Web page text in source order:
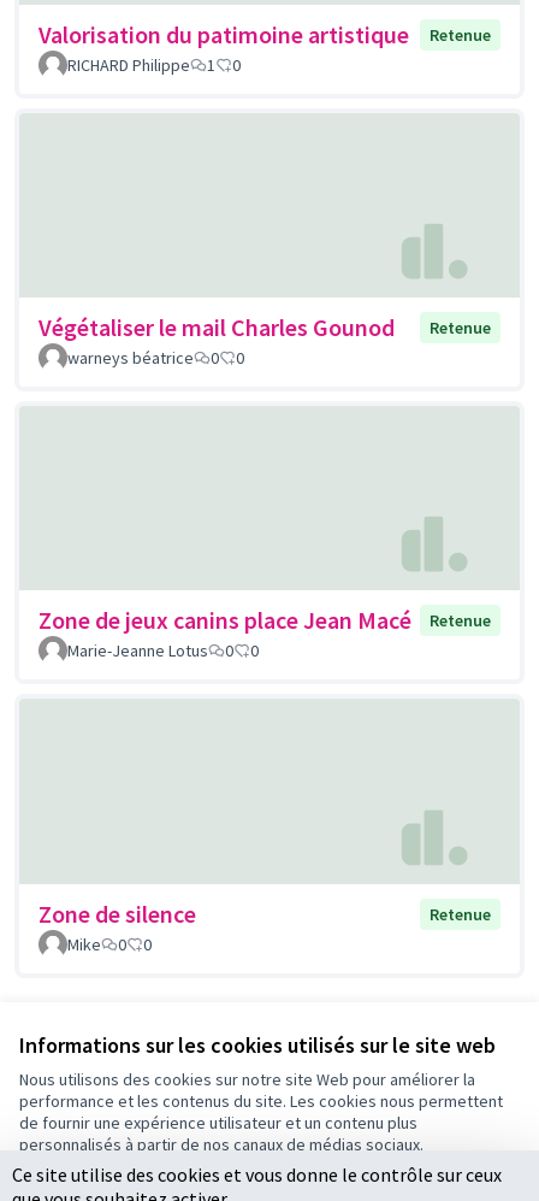
Informations sur les cookies utilisés sur le site web
Nous utilisons des cookies sur notre site Web pour améliorer la
performance et les contenus du site. Les cookies nous permettent
de fournir une expérience utilisateur et un contenu plus
personnalisés à partir de nos canaux de médias sociaux.
Tout accepter
Valorisation du patimoine artistique
Retenue
RICHARD Philippe
1 0
Végétaliser le mail Charles Gounod
Retenue
warneys béatrice
0 0
Zone de jeux canins place Jean Macé
Retenue
Marie-Jeanne Lotus
0 0
Zone de silence
Retenue
Mike
0 0
Conditions d'utilisation
Paramètres des cookies
Ce site utilise des cookies et vous donne le contrôle sur ceux